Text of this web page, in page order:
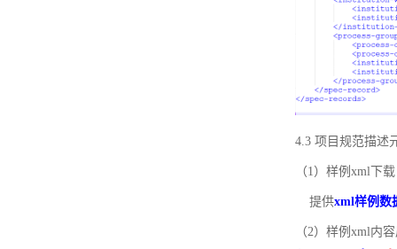
4.3 项目规范描述
（1）样例xml下载
提供xml样例数
（2）样例xml内